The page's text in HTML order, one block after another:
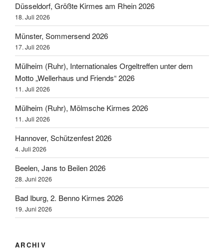
Düsseldorf, Größte Kirmes am Rhein 2026
18. Juli 2026
Münster, Sommersend 2026
17. Juli 2026
Mülheim (Ruhr), Internationales Orgeltreffen unter dem
Motto „Wellerhaus und Friends“ 2026
11. Juli 2026
Mülheim (Ruhr), Mölmsche Kirmes 2026
11. Juli 2026
Hannover, Schützenfest 2026
4. Juli 2026
Beelen, Jans to Beilen 2026
28. Juni 2026
Bad Iburg, 2. Benno Kirmes 2026
19. Juni 2026
ARCHIV